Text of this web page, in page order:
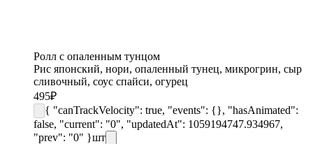
Ролл с опаленным тунцом
Рис японский, нори, опаленный тунец, микрогрин, сыр
сливочный, соус спайси, огурец
495₽
{ "canTrackVelocity": true, "events": {}, "hasAnimated":
false, "current": "0", "updatedAt": 1059194747.934967,
"prev": "0" }шт